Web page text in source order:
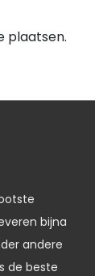
plaatsen.
bijna
andere
de beste